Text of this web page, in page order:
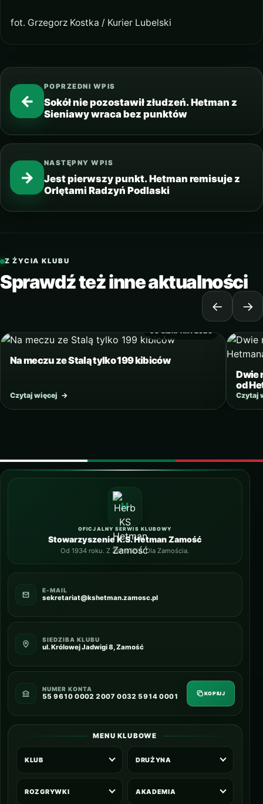
fot. Grzegorz Kostka / Kurier Lubelski
←
POPRZEDNI WPIS
Sokół nie pozostawił złudzeń. Hetman z
Sieniawy wraca bez punktów
NASTĘPNY WPIS
Jest pierwszy punkt. Hetman remisuje z
Orlętami Radzyń Podlaski
→
Z ŻYCIA KLUBU
Sprawdź też inne aktualności
← →
30 SIERPNIA 2020
Na meczu ze Stalą tylko 199 kibiców
Czytaj więcej →
Dwie
od
Czytaj
OFICJALNY SERWIS KLUBOWY
Stowarzyszenie K.S. Hetman Zamość
Od 1934 roku. Z Zamościa. Dla Zamościa.
E-MAIL
sekretariat@kshetman.zamosc.pl
SIEDZIBA KLUBU
ul. Królowej Jadwigi 8, Zamość
NUMER KONTA
55 9610 0002 2007 0032 5914 0001 KOPIUJ
MENU KLUBOWE
KLUB DRUŻYNA
ROZGRYWKI AKADEMIA